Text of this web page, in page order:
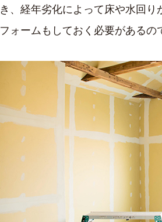
き、経年劣化によって床や水回
フォームもしておく必要があるの